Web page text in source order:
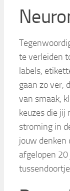
te verleiden
labels,
gaan zo ver,
van smaak,
keuzes die
stroming in
jouw denken
afgelopen